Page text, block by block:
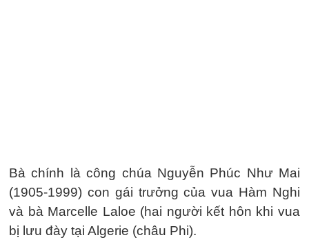
Bà chính là công chúa Nguyễn Phúc Như Mai
(1905-1999) con gái trưởng của vua Hàm Nghi
và bà Marcelle Laloe (hai người kết hôn khi vua
bị lưu đày tại Algerie (châu Phi).